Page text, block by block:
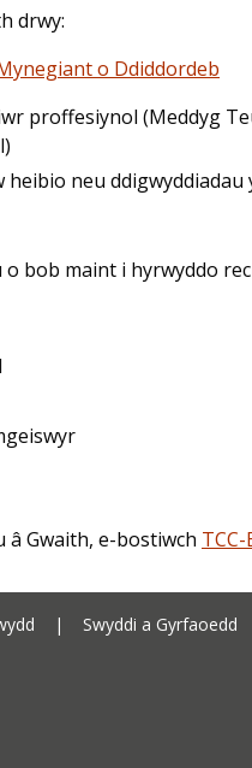
drwy:
o Ddiddordeb
proffesiynol (Meddyg
heibio neu ddigwyddiadau
bob maint i hyrwyddo
â Gwaith, e-bostiwch
| Swyddi a Gyrfaoedd